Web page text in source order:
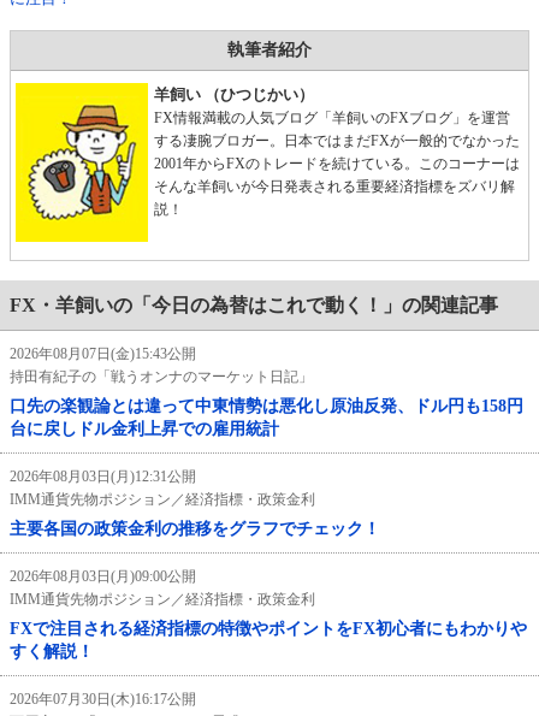
執筆者紹介
羊飼い （ひつじかい）
FX情報満載の人気ブログ「羊飼いのFXブログ」を運営
する凄腕ブロガー。日本ではまだFXが一般的でなかった
2001年からFXのトレードを続けている。このコーナーは
そんな羊飼いが今日発表される重要経済指標をズバリ解
説！
FX・羊飼いの「今日の為替はこれで動く！」の関連記事
2026年08月07日(金)15:43公開
持田有紀子の「戦うオンナのマーケット日記」
口先の楽観論とは違って中東情勢は悪化し原油反発、ドル円も158円
台に戻しドル金利上昇での雇用統計
2026年08月03日(月)12:31公開
IMM通貨先物ポジション／経済指標・政策金利
主要各国の政策金利の推移をグラフでチェック！
2026年08月03日(月)09:00公開
IMM通貨先物ポジション／経済指標・政策金利
FXで注目される経済指標の特徴やポイントをFX初心者にもわかりや
すく解説！
2026年07月30日(木)16:17公開